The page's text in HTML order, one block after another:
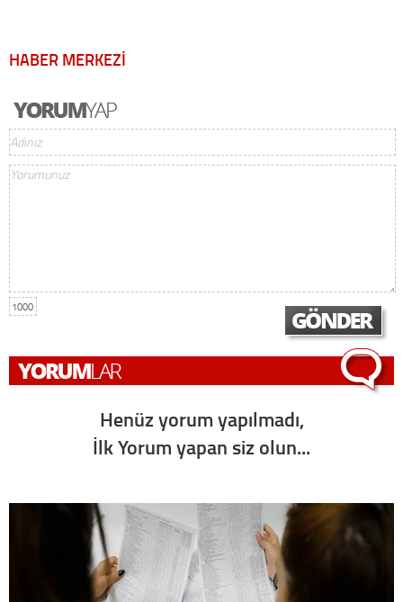
HABER MERKEZİ
1000
Henüz yorum yapılmadı,
İlk Yorum yapan siz olun...